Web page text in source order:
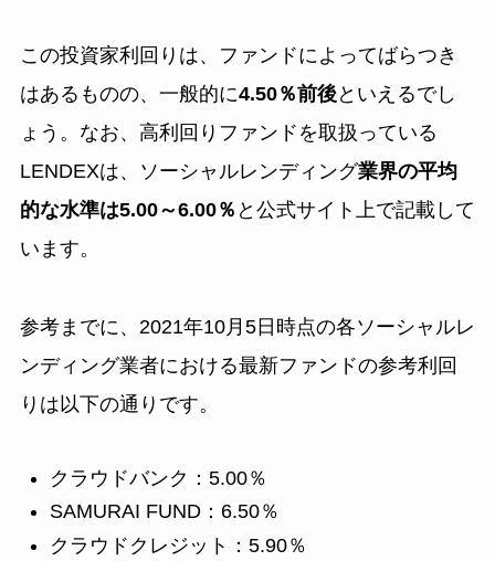
この投資家利回りは、ファンドによってばらつき
はあるものの、一般的に4.50％前後といえるでし
ょう。なお、高利回りファンドを取扱っている
LENDEXは、ソーシャルレンディング業界の平均
的な水準は5.00～6.00％ と公式サイト上で記載して
います。
参考までに、2021年10月5日時点の各ソーシャルレ
ンディング業者における最新ファンドの参考利回
りは以下の通りです。
クラウドバンク：5.00％
SAMURAI FUND：6.50％
クラウドクレジット：5.90％